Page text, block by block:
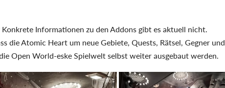
Konkrete Informationen zu den Addons gibt es aktuell nicht.
die Atomic Heart um neue Gebiete, Quests, Rätsel, Gegner und
Open World-eske Spielwelt selbst weiter ausgebaut werden.